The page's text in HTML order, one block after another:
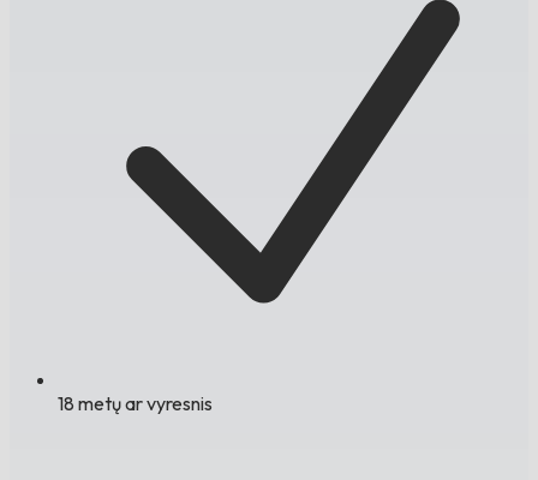
18 metų ar vyresnis